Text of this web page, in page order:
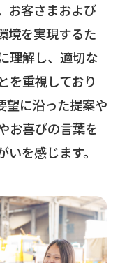
お客さまおよび
境を実現するた
理解し、適切な
を重視しており
望に沿った提案や
お喜びの言葉を
を感じます。